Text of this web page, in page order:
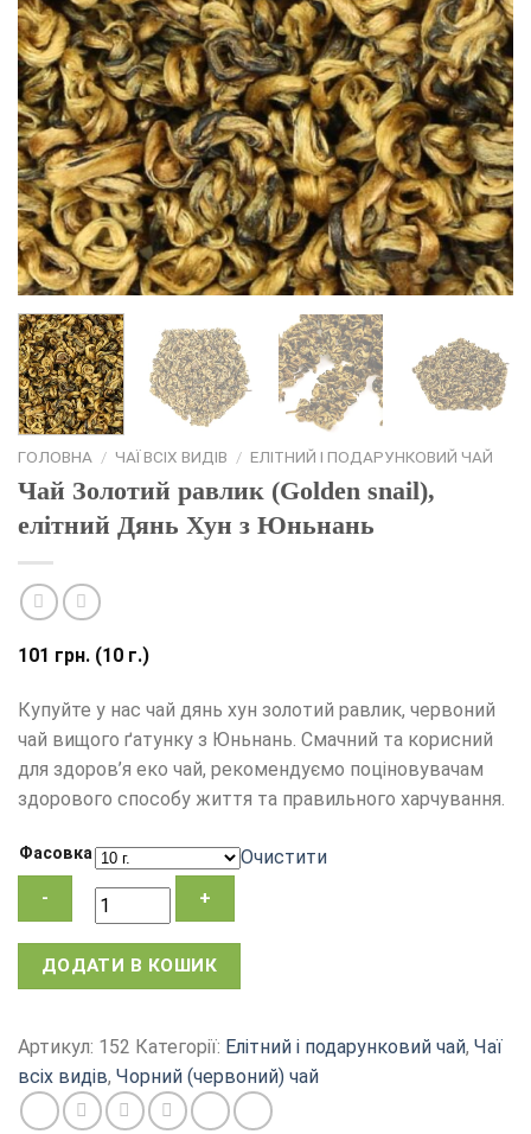
ГОЛОВНА / ЧАЇ ВСІХ ВИДІВ / EЛІТНИЙ І ПОДАРУНКОВИЙ ЧАЙ
Чай Золотий равлик (Golden snail),
елітний Дянь Хун з Юньнань
101 грн. (10 г.)
Купуйте у нас чай дянь хун золотий равлик, червоний
чай вищого ґатунку з Юньнань. Смачний та корисний
для здоров’я еко чай, рекомендуємо поціновувачам
здорового способу життя та правильного харчування.
Фасовка Очистити
Чай
(Golden
snail),
елітний
Дянь
ДОДАТИ В КОШИК
Артикул: 152 Категорії: Eлітний і подарунковий чай, Чаї
всіх видів, Чорний (червоний) чай